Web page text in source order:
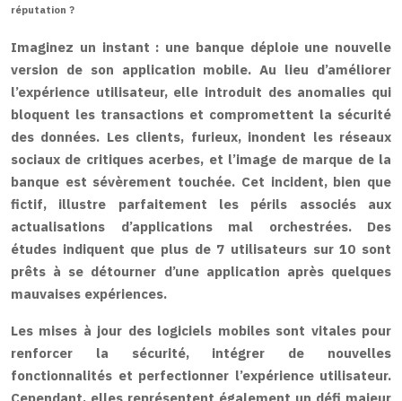
réputation ?
Imaginez un instant : une banque déploie une nouvelle
version de son application mobile. Au lieu d’améliorer
l’expérience utilisateur, elle introduit des anomalies qui
bloquent les transactions et compromettent la sécurité
des données. Les clients, furieux, inondent les réseaux
sociaux de critiques acerbes, et l’image de marque de la
banque est sévèrement touchée. Cet incident, bien que
fictif, illustre parfaitement les périls associés aux
actualisations d’applications mal orchestrées. Des
études indiquent que plus de 7 utilisateurs sur 10 sont
prêts à se détourner d’une application après quelques
mauvaises expériences.
Les mises à jour des logiciels mobiles sont vitales pour
renforcer la sécurité, intégrer de nouvelles
fonctionnalités et perfectionner l’expérience utilisateur.